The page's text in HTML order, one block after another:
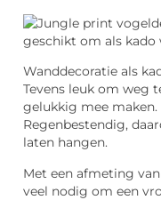
Wanddecoratie als
Tevens leuk om weg
gelukkig mee
Regenbestendig,
laten hangen.
Met een afmeting
veel nodig om een